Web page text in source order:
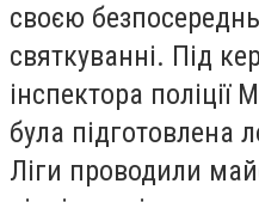
своєю
святкуванні. Під
інспектора
була підготовлена
Ліги проводили